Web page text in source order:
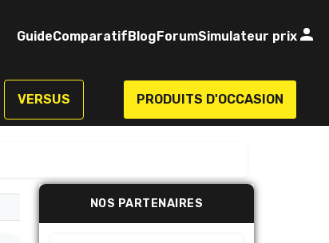
GuideComparatifBlogForumSimulateur prix
VERSUS PRODUITS D'OCCASION
NOS PARTENAIRES